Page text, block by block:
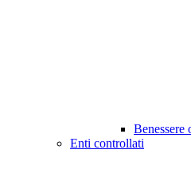
Benessere
Enti controllati